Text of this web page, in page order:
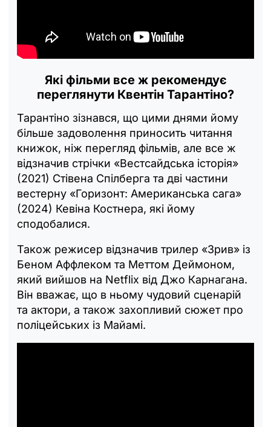
Які фільми все ж рекомендує
переглянути Квентін Тарантіно?
Тарантіно зізнався, що цими днями йому
більше задоволення приносить читання
книжок, ніж перегляд фільмів, але все ж
відзначив стрічки «Вестсайдська історія»
(2021) Стівена Спілберга та дві частини
вестерну «Горизонт: Американська сага»
(2024) Кевіна Костнера, які йому
сподобалися.
Також режисер відзначив трилер «Зрив» із
Беном Аффлеком та Меттом Деймоном,
який вийшов на Netflix від Джо Карнагана.
Він вважає, що в ньому чудовий сценарій
та актори, а також захопливий сюжет про
поліцейських із Майамі.